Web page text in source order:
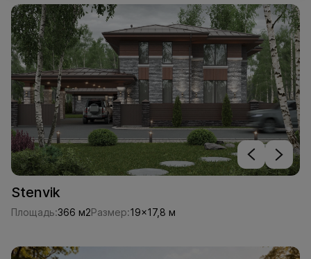
Stenvik
Площадь:366 м2Размер:19x17,8 м